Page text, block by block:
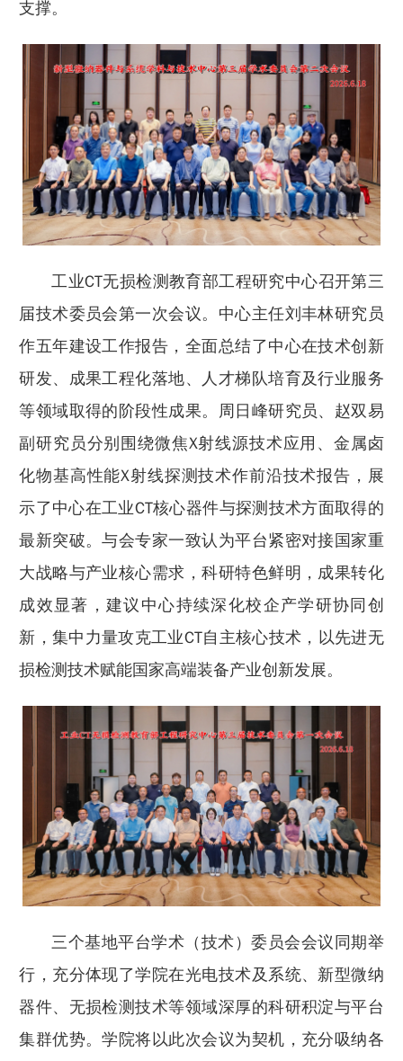
支撑。
工业CT无损检测教育部工程研究中心召开第三
届技术委员会第一次会议。中心主任刘丰林研究员
作五年建设工作报告，全面总结了中心在技术创新
研发、成果工程化落地、人才梯队培育及行业服务
等领域取得的阶段性成果。周日峰研究员、赵双易
副研究员分别围绕微焦X射线源技术应用、金属卤
化物基高性能X射线探测技术作前沿技术报告，展
示了中心在工业CT核心器件与探测技术方面取得的
最新突破。与会专家一致认为平台紧密对接国家重
大战略与产业核心需求，科研特色鲜明，成果转化
成效显著，建议中心持续深化校企产学研协同创
新，集中力量攻克工业CT自主核心技术，以先进无
损检测技术赋能国家高端装备产业创新发展。
三个基地平台学术（技术）委员会会议同期举
行，充分体现了学院在光电技术及系统、新型微纳
器件、无损检测技术等领域深厚的科研积淀与平台
集群优势。学院将以此次会议为契机，充分吸纳各